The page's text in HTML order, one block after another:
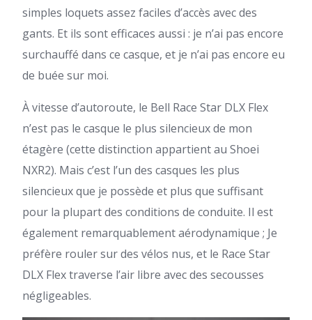
simples loquets assez faciles d’accès avec des
gants. Et ils sont efficaces aussi : je n’ai pas encore
surchauffé dans ce casque, et je n’ai pas encore eu
de buée sur moi.
À vitesse d’autoroute, le Bell Race Star DLX Flex
n’est pas le casque le plus silencieux de mon
étagère (cette distinction appartient au Shoei
NXR2). Mais c’est l’un des casques les plus
silencieux que je possède et plus que suffisant
pour la plupart des conditions de conduite. Il est
également remarquablement aérodynamique ; Je
préfère rouler sur des vélos nus, et le Race Star
DLX Flex traverse l’air libre avec des secousses
négligeables.